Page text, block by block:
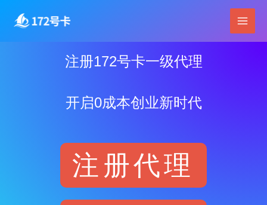
内
Main
注册172号卡一级代理
开启0成本创业新时代
注册代理